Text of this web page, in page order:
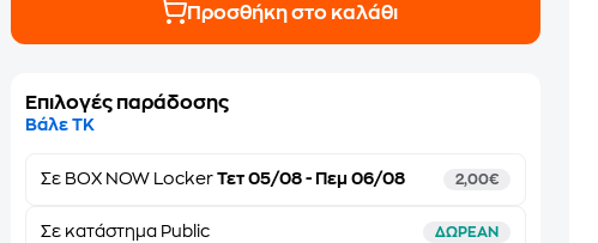
Προσθήκη στο καλάθι
Επιλογές παράδοσης
Βάλε ΤΚ
Σε BOX NOW Locker Τετ 05/08 - Πεμ 06/08 2,00€
Σε κατάστημα Public ΔΩΡΕΑΝ